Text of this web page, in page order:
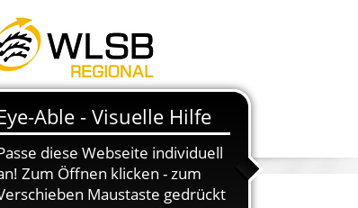
Anmelden
Geschäftsstelle NEWS